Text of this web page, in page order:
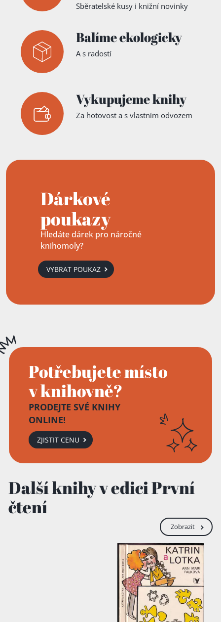
Sběratelské kusy i knižní novinky
Balíme ekologicky
A s radostí
Vykupujeme knihy
Za hotovost a s vlastním odvozem
Dárkové
poukazy
Hledáte dárek pro náročné
knihomoly?
VYBRAT POUKAZ
Potřebujete místo
v knihovně?
PRODEJTE SVÉ KNIHY
ONLINE!
ZJISTIT CENU
Další knihy v edici První
čtení
Zobrazit